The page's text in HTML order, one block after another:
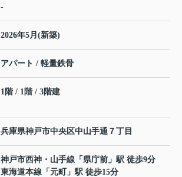
-
2026年5月(新築)
アパート / 軽量鉄骨
1階 / 1階 / 3階建
兵庫県神戸市中央区中山手通 ７丁目
神戸市西神・山手線 「 県庁前 」駅 徒歩9分
東海道本線 「 元町
」駅 徒歩15分